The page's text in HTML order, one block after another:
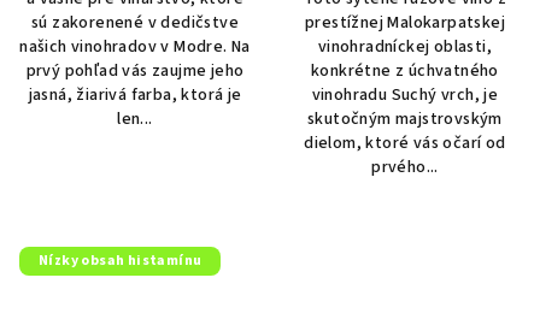
sú zakorenené v dedičstve
našich vinohradov v Modre. Na
prvý pohľad vás zaujme jeho
jasná, žiarivá farba, ktorá je
len...
prestížnej Malokarpatskej
vinohradníckej oblasti,
konkrétne z úchvatného
vinohradu Suchý vrch, je
skutočným majstrovským
dielom, ktoré vás očarí od
prvého...
Nízky obsah histamínu